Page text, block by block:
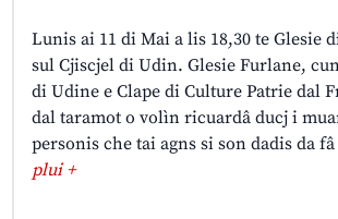
Lunis ai 11 di Mai a lis 18,30 te Glesie
sul Cjiscjel di Udin. Glesie Furlane,
di Udine e Clape di Culture Patrie dal
dal taramot o volìn ricuardâ ducj i
personis che tai agns si son dadis da
plui +